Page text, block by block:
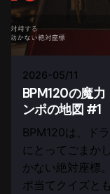
2026-05/11
BPM120の魔力
ンポの地図 #1
BPM120は、ド
にとってごまか
かない絶対座標
ポ当てクイズと